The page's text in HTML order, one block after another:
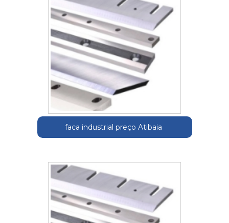
faca industrial preço Atibaia